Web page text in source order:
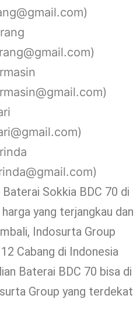
Sokkia BDC 70 di
yang terjangkau dan
Indosurta Group
Cabang di Indonesia
Baterai BDC 70 bisa di
Group yang terdekat